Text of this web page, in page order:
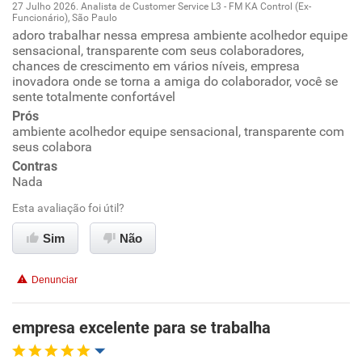
Oportunidade de promoção
Ambiente de trabalho
Conciliação com a vida familiar
Benefícios
Recomenda a diretoria
27 Julho 2026. Analista de Customer Service L3 - FM KA Control (Ex-
Funcionário), São Paulo
adoro trabalhar nessa empresa ambiente acolhedor equipe
sensacional, transparente com seus colaboradores,
chances de crescimento em vários níveis, empresa
inovadora onde se torna a amiga do colaborador, você se
sente totalmente confortável
Prós
ambiente acolhedor equipe sensacional, transparente com
seus colabora
Contras
Nada
Esta avaliação foi útil?
Sim Não
Denunciar
empresa excelente para se trabalha